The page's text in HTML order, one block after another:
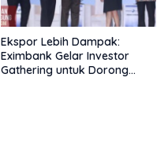
Ekspor Lebih Dampak:
Eximbank Gelar Investor
Gathering untuk Dorong